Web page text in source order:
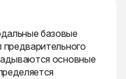
базовые
основные